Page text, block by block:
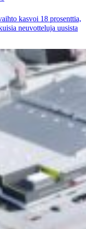
kasvoi 18 prosenttia,
neuvotteluja uusista